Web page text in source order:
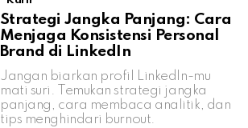
Strategi Jangka Panjang: Cara
Menjaga Konsistensi Personal
Brand di LinkedIn
Jangan biarkan profil LinkedIn-mu
mati suri. Temukan strategi jangka
panjang, cara membaca analitik, dan
tips menghindari burnout.